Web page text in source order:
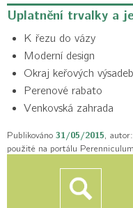
Uplatnění trvalky a
K řezu do vázy
Moderní design
Okraj keřových výsadeb
Perenové rabato
Venkovská zahrada
Publikováno 31/05/2015, autor:
použité na portálu